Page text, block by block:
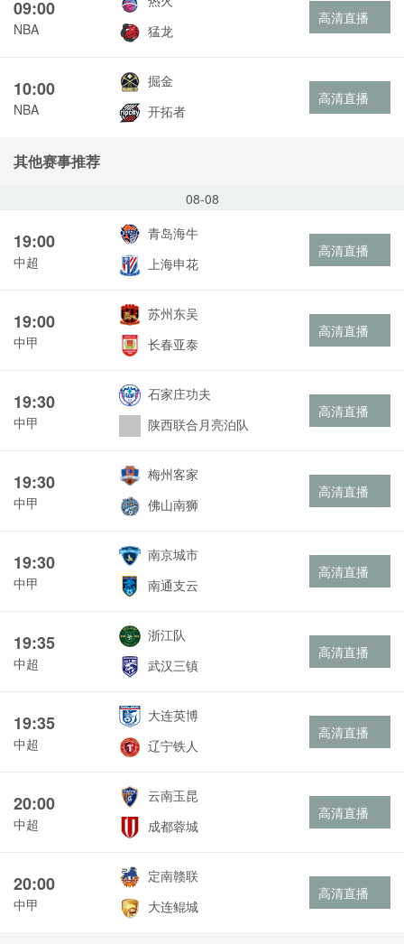
09:00
NBA
猛龙
高清直播
10:00
NBA
掘金
开拓者
高清直播
其他赛事推荐
08-08
19:00
中超
青岛海牛
上海申花
高清直播
19:00
中甲
苏州东吴
长春亚泰
高清直播
19:30
中甲
石家庄功夫
陕西联合月亮泊队
高清直播
19:30
中甲
梅州客家
佛山南狮
高清直播
19:30
中甲
南京城市
南通支云
高清直播
19:35
中超
浙江队
武汉三镇
高清直播
19:35
中超
大连英博
辽宁铁人
高清直播
20:00
中超
云南玉昆
成都蓉城
高清直播
20:00
中甲
定南赣联
大连鲲城
高清直播